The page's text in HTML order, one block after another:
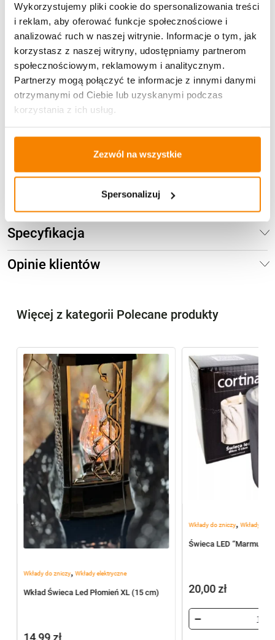
Wykorzystujemy pliki cookie do spersonalizowania treści
i reklam, aby oferować funkcje społecznościowe i
analizować ruch w naszej witrynie. Informacje o tym, jak
korzystasz z naszej witryny, udostępniamy partnerom
społecznościowym, reklamowym i analitycznym.
Partnerzy mogą połączyć te informacje z innymi danymi
otrzymanymi od Ciebie lub uzyskanymi podczas
korzystania z ich usług.
Zezwól na wszystkie
Spersonalizuj
Potrzebujesz większą ilość? Zapraszamy do naszej
Przejdź do hurtowni B2B
Metody płatności
Specyfikacja
Opinie klientów
Więcej z kategorii Polecane produkty
Wkłady do zniczy, Wkłady elektryczne
Wkład Świeca Led Płomień XL (15 cm)
Wkłady do zniczy,Wkłady
Świeca LED “Marmur”
20,00zł